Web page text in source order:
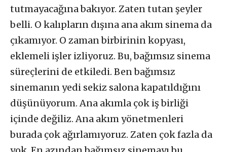
tutmayacağına bakıyor. Zaten tutan şeyler
belli. O kalıpların dışına ana akım sinema da
çıkamıyor. O zaman birbirinin kopyası,
eklemeli işler izliyoruz. Bu, bağımsız sinema
süreçlerini de etkiledi. Ben bağımsız
sinemanın yedi sekiz salona kapatıldığını
düşünüyorum. Ana akımla çok iş birliği
içinde değiliz. Ana akım yönetmenleri
burada çok ağırlamıyoruz. Zaten çok fazla da